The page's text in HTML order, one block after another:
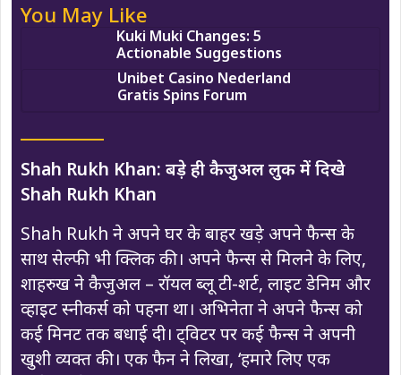
You May Like
Kuki Muki Changes: 5
Actionable Suggestions
Unibet Casino Nederland
Gratis Spins Forum
Shah Rukh Khan: बड़े ही कैजुअल लुक में दिखे
Shah Rukh Khan
Shah Rukh ने अपने घर के बाहर खड़े अपने फैन्स के
साथ सेल्फी भी क्लिक की। अपने फैन्स से मिलने के लिए,
शाहरुख ने कैजुअल – रॉयल ब्लू टी-शर्ट, लाइट डेनिम और
व्हाइट स्नीकर्स को पहना था। अभिनेता ने अपने फैन्स को
कई मिनट तक बधाई दी। ट्विटर पर कई फैन्स ने अपनी
खुशी व्यक्त की। एक फैन ने लिखा, ‘हमारे लिए एक